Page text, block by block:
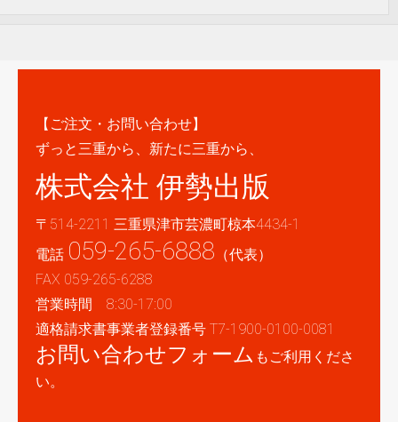
【ご注文・お問い合わせ】
ずっと三重から、新たに三重から、
株式会社 伊勢出版
〒514-2211 三重県津市芸濃町椋本4434-1
電話 059-265-6888 （代表）
FAX 059-265-6288
営業時間 8:30-17:00
適格請求書事業者登録番号 T7-1900-0100-0081
お問い合わせフォーム もご利用くださ
い。